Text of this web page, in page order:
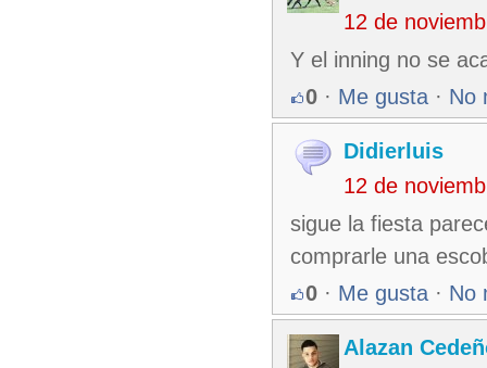
12 de
Y el inning no se
0 · Me gusta · No
Didierluis
12 de
sigue la fiesta
comprarle una
0 · Me gusta · No
Alazan